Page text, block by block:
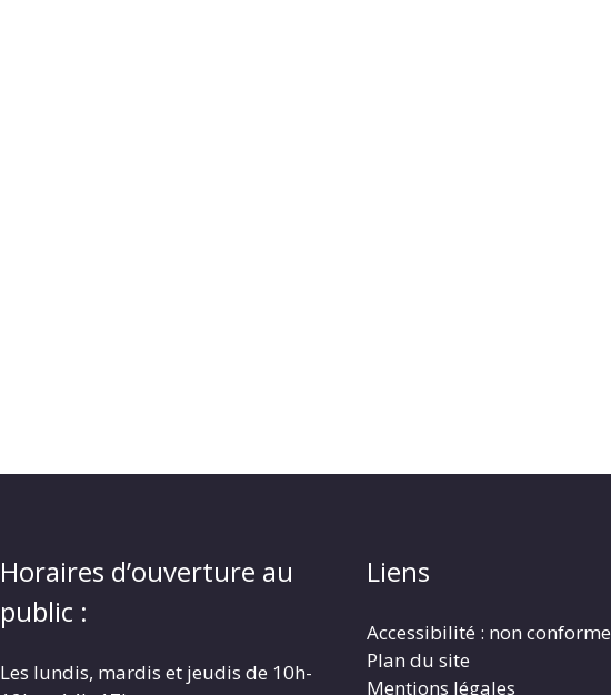
Horaires d’ouverture au
public :
Les lundis, mardis et jeudis de 10h-
Liens
Accessibilité : non conforme
Plan du site
Mentions légales